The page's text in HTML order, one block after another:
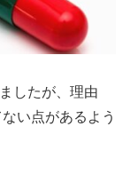
したが、理由
い点があるよう